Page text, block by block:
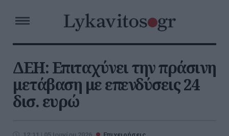
ΔΕΗ: Επιταχύνει την πράσινη
μετάβαση με επενδύσεις 24
δισ. ευρώ